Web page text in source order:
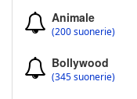
Animale
(200 suonerie)
Bollywood
(345 suonerie)